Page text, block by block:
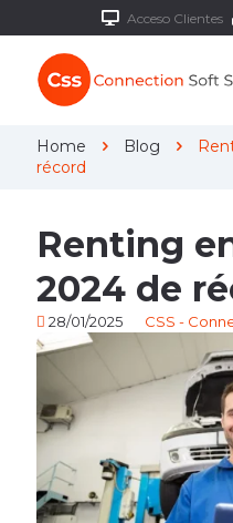
Acceso Clientes
Home Blog
récord
Renting
2024 de
28/01/2025 CSS -